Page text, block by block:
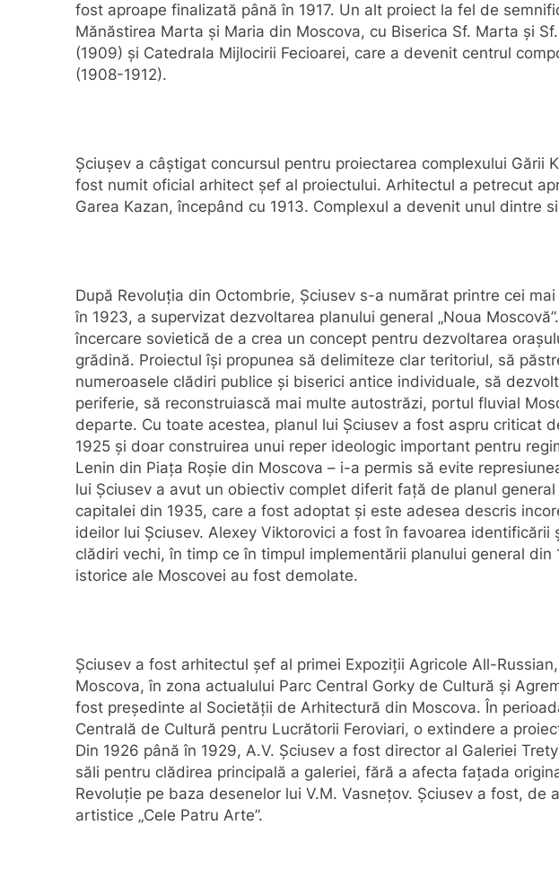
fost aproape finalizată până în 1917. Un alt proiect la fel de
Mănăstirea Marta și Maria din Moscova, cu Biserica Sf. Marta și
(1909) și Catedrala Mijlocirii Fecioarei, care a devenit centrul
(1908-1912).
Șciușev a câștigat concursul pentru proiectarea complexului Gării
fost numit oficial arhitect șef al proiectului. Arhitectul a petrecut
Garea Kazan, începând cu 1913. Complexul a devenit unul dintre
După Revoluția din Octombrie, Șciusev s-a numărat printre cei
în 1923, a supervizat dezvoltarea planului general „Noua
încercare sovietică de a crea un concept pentru dezvoltarea
grădină. Proiectul își propunea să delimiteze clar teritoriul, să
numeroasele clădiri publice și biserici antice individuale, să
periferie, să reconstruiască mai multe autostrăzi, portul fluvial
departe. Cu toate acestea, planul lui Șciusev a fost aspru criticat
1925 și doar construirea unui reper ideologic important pentru
Lenin din Piața Roșie din Moscova – i-a permis să evite
lui Șciusev a avut un obiectiv complet diferit față de planul general
capitalei din 1935, care a fost adoptat și este adesea descris
ideilor lui Șciusev. Alexey Viktorovici a fost în favoarea identificării
clădiri vechi, în timp ce în timpul implementării planului general
istorice ale Moscovei au fost demolate.
Șciusev a fost arhitectul șef al primei Expoziții Agricole All-
Moscova, în zona actualului Parc Central Gorky de Cultură și
fost președinte al Societății de Arhitectură din Moscova. În
Centrală de Cultură pentru Lucrătorii Feroviari, o extindere a
Din 1926 până în 1929, A.V. Șciusev a fost director al Galeriei
săli pentru clădirea principală a galeriei, fără a afecta fațada
Revoluție pe baza desenelor lui V.M. Vasnețov. Șciusev a fost, de
artistice „Cele Patru Arte”.